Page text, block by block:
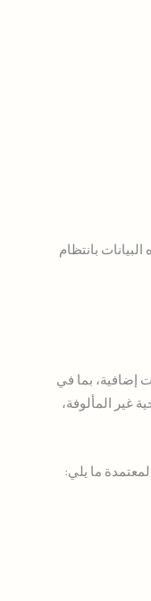
بانتظام
إضافية، بما في
غير المألوفة،
ما يلي: